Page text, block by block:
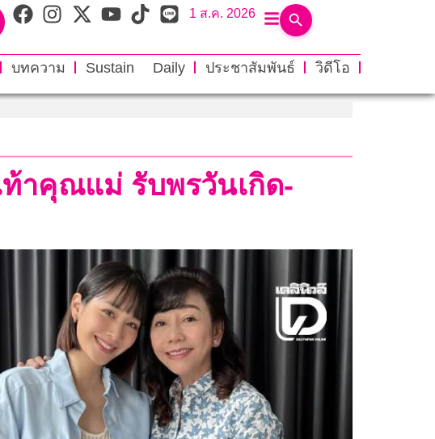
1 ส.ค. 2026
บทความ Sustain Daily ประชาสัมพันธ์
วิดีโอ
ท้าคุณแม่ รับพรวันเกิด-